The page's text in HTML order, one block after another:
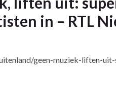
in – RTL
geen-muziek-liften-